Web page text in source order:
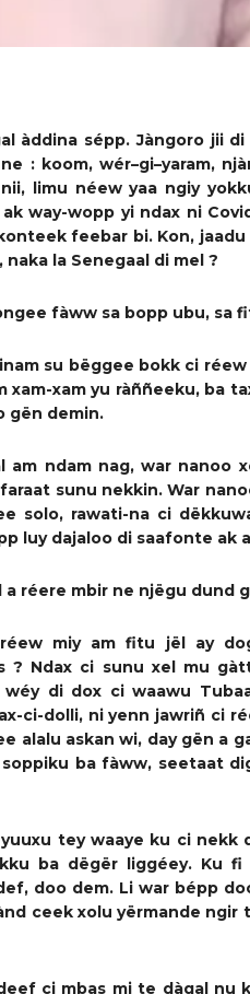
àddina sépp. Jàngoro jii di
ne : koom,wér–gi–yaram,
, limu néewyaa ngiy
akway-wopp yindax ni
feebar bi. Kon,
naka la Senegaal di mel?
fàww sa bopp ubu, sa
su bëggee bokk ci réew
xam-xam yu ràññeeku, ba
gën demin.
am ndam nag, war nanoo
sunu nekkin.War
solo, rawati-na ci
luy dajaloo disaafonte ak a
a réere mbir ne njëgu dund
miy am fitu jël ay
? Ndax ci sunu xel mu
di dox ci waawu
ci-dolli, ni yenn jawriñ ci
alalu askan wi, day gën a
ba fàww, seetaat
tey waaye ku ci nekk
ba dëgër liggéey.Ku fi
, doo dem. Li war bépp
ceek xolu yërmande ngir
ci mbas mi te dàqal nu